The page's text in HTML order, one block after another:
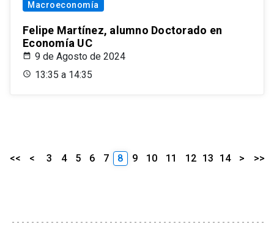
Macroeconomía
Felipe Martínez, alumno Doctorado en
Economía UC
9 de Agosto de 2024
13:35 a 14:35
<< < 3 4 5 6 7 8 9 10 11 12 13 14 > >>